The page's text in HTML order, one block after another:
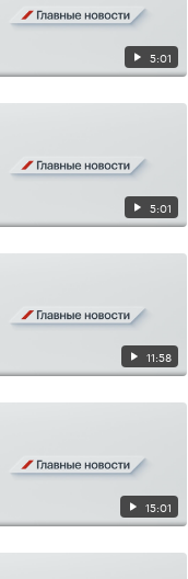
5:01
5:01
11:58
15:01